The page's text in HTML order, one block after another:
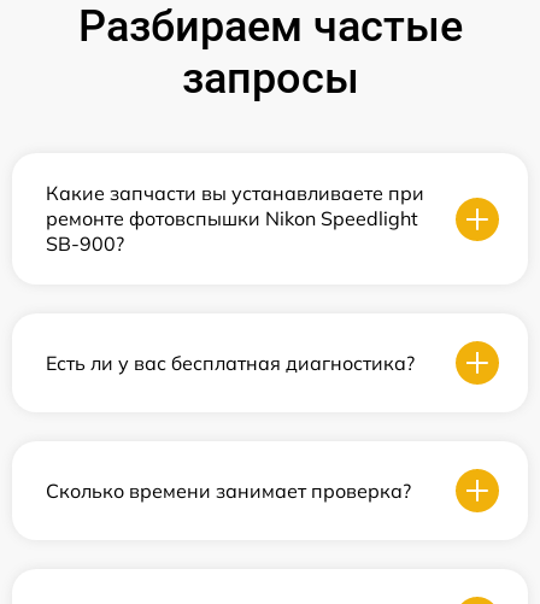
Разбираем частые
запросы
Какие запчасти вы устанавливаете при
ремонте фотовспышки Nikon Speedlight
SB-900?
Есть ли у вас бесплатная диагностика?
Сколько времени занимает проверка?